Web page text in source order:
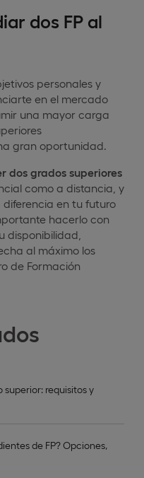
superior: requisitos y
de FP? Opciones,
dos FP al
personales y
en el mercado
una mayor carga
gran oportunidad.
dos grados superiores
como a distancia, y
en tu futuro
hacerlo con
disponibilidad,
al máximo los
de Formación